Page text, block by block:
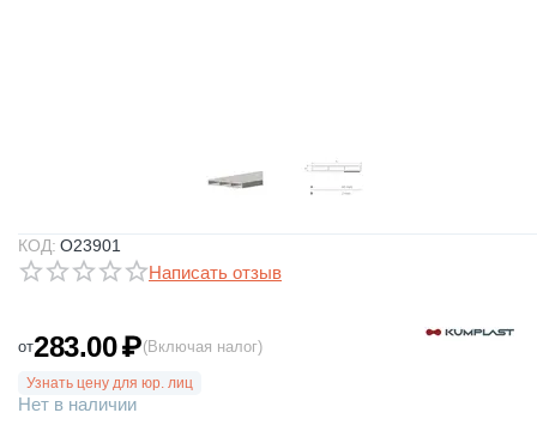
КОД: O23901
Написать отзыв
от283.00₽(Включая налог)
Узнать цену для юр. лиц
Нет в наличии